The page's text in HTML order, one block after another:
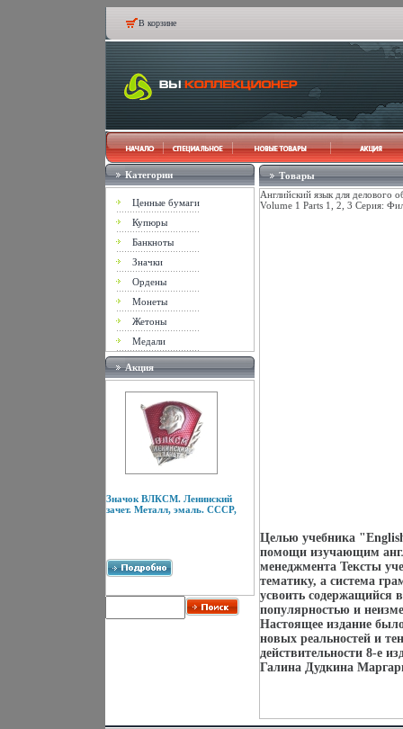
В корзине
Категории
Ценные бумаги
Купюры
Банкноты
Значки
Ордены
Монеты
Жетоны
Медали
Акция
Значок ВЛКСМ. Ленинский
зачет. Металл, эмаль. СССР,
Товары
Английский язык для
Volume 1 Parts 1, 2, 3 Серия:
Целью учебника
помощи изучающим
менеджмента Тексты
тематику, а система
усвоить содержащийся
популярностью и
Настоящее издание
новых реальностей и
действительности 8-е
Галина Дудкина